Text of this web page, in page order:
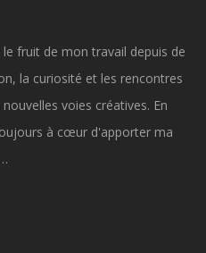
fruit de mon travail depuis de
la curiosité et les rencontres
voies créatives. En
à cœur d'apporter ma